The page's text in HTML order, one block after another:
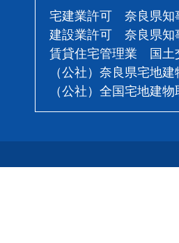
宅建業許可 奈良県知
建設業許可 奈良県知
賃貸住宅管理業 国土
（公社）奈良県宅地
（公社）全国宅地建